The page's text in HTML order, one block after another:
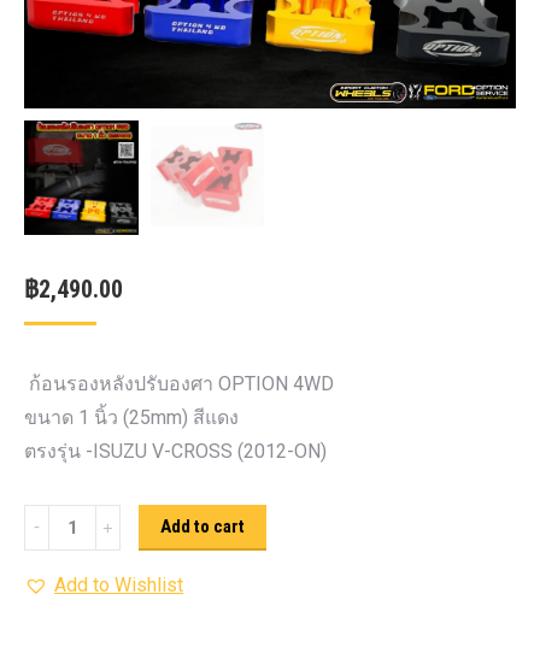
฿2,490.00
ก้อนรองหลังปรับองศา OPTION 4WD
ขนาด 1 นิ้ว (25mm) สีแดง
ตรงรุ่น -ISUZU V-CROSS (2012-ON)
รอง
หลัง
Add to cart
Add to Wishlist